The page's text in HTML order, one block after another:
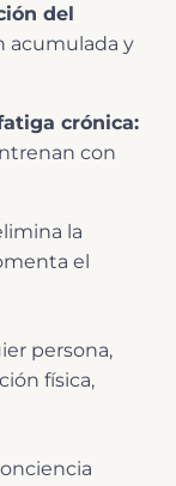
del
acumulada y
crónica:
con
la
el
persona,
física,